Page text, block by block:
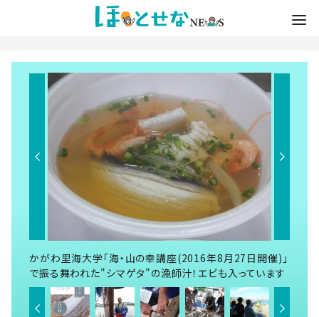
かがわ里海大学「海・山の幸講座(2016年8月27日開催)」
で振る舞われた"シマゲタ"の漁師汁！エビも入っています